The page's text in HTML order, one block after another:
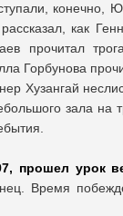
конечно,
как
прочитал
Горбунова
Хузангай
зала на
прошел урок
Время